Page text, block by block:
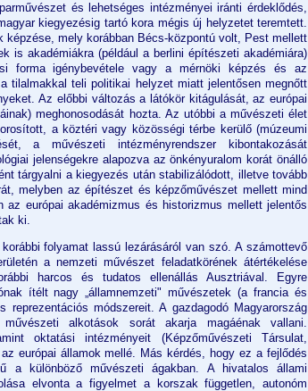
és lehetséges intézményei iránti érdeklődés,
kiegyezésig tartó kora mégis új helyzetet teremtett.
képzése, mely korábban Bécs-központú volt, Pest mellett
is akadémiákra (például a berlini építészeti akadémiára)
forma igénybevétele vagy a mérnöki képzés és az
tilalmakkal teli politikai helyzet miatt jelentősen megnőtt
Az előbbi változás a látókör kitágulását, az európai
meghonosodását hozta. Az utóbbi a művészeti élet
a köztéri vagy közösségi térbe kerülő (múzeumi
a művészeti intézményrendszer kibontakozását
jelenségekre alapozva az önkényuralom korát önálló
tárgyalni a kiegyezés után stabilizálódott, illetve tovább
melyben az építészet és képzőművészet mellett mind
európai akadémizmus és historizmus mellett jelentős
ki.
folyamat lassú lezárásáról van szó. A számottevő
a nemzeti művészet feladatkörének átértékelése
harcos és tudatos ellenállás Ausztriával. Egyre
ítélt nagy „államnemzeti" művészetek (a francia és
módszereit. A gazdagodó Magyarország
alkotások sorát akarja magáénak vallani.
oktatási intézményeit (Képzőművészeti Társulat,
európai államok mellé. Más kérdés, hogy ez a fejlődés
a különböző művészeti ágakban. A hivatalos állami
elvonta a figyelmet a korszak független, autonóm